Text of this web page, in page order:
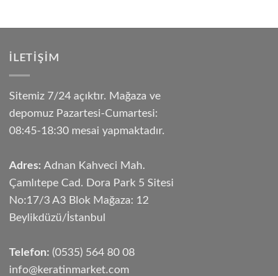
İLETIŞIM
Sitemiz 7/24 açıktır. Mağaza ve
depomuz Pazartesi-Cumartesi:
08:45-18:30 mesai yapmaktadır.
Adres: Adnan Kahveci Mah.
Çamlıtepe Cad. Dora Park 5 Sitesi
No:17/3 A3 Blok Mağaza: 12
Beylikdüzü/İstanbul
Telefon: (0535) 564 80 08
info@keratinmarket.com